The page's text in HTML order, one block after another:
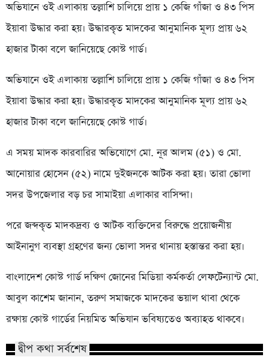
অভিযানে ওই এলাকায় তল্লাশি চালিয়ে প্রায় ১ কেজি গাঁজা ও ৪৩ পিস
ইয়াবা উদ্ধার করা হয়। উদ্ধারকৃত মাদকের আনুমানিক মূল্য প্রায় ৬২
হাজার টাকা বলে জানিয়েছে কোস্ট গার্ড।
অভিযানে ওই এলাকায় তল্লাশি চালিয়ে প্রায় ১ কেজি গাঁজা ও ৪৩ পিস
ইয়াবা উদ্ধার করা হয়। উদ্ধারকৃত মাদকের আনুমানিক মূল্য প্রায় ৬২
হাজার টাকা বলে জানিয়েছে কোস্ট গার্ড।
এ সময় মাদক কারবারির অভিযোগে মো. নূর আলম (৫১) ও মো.
আনোয়ার হোসেন (৫২) নামে দুইজনকে আটক করা হয়। তারা ভোলা
সদর উপজেলার বড় চর সামাইয়া এলাকার বাসিন্দা।
পরে জব্দকৃত মাদকদ্রব্য ও আটক ব্যক্তিদের বিরুদ্ধে প্রয়োজনীয়
আইনানুগ ব্যবস্থা গ্রহণের জন্য ভোলা সদর থানায় হস্তান্তর করা হয়।
বাংলাদেশ কোস্ট গার্ড দক্ষিণ জোনের মিডিয়া কর্মকর্তা লেফটেন্যান্ট মো.
আবুল কাশেম জানান, তরুণ সমাজকে মাদকের ভয়াল থাবা থেকে
রক্ষায় কোস্ট গার্ডের নিয়মিত অভিযান ভবিষ্যতেও অব্যাহত থাকবে।
দ্বীপ কথা সর্বশেষ